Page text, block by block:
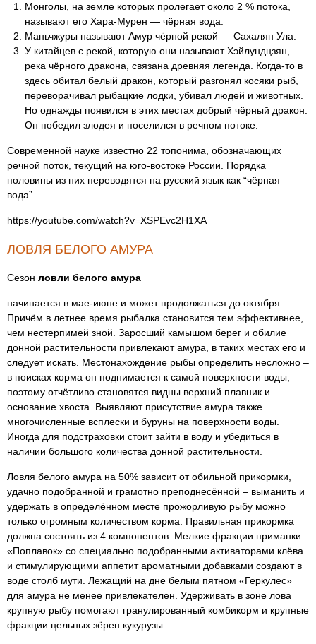
Монголы, на земле которых пролегает около 2 % потока,
называют его Хара-Мурен — чёрная вода.
Маньчжуры называют Амур чёрной рекой — Сахалян Ула.
У китайцев с рекой, которую они называют Хэйлундцзян,
река чёрного дракона, связана древняя легенда. Когда-то в
здесь обитал белый дракон, который разгонял косяки рыб,
переворачивал рыбацкие лодки, убивал людей и животных.
Но однажды появился в этих местах добрый чёрный дракон.
Он победил злодея и поселился в речном потоке.
Современной науке известно 22 топонима, обозначающих
речной поток, текущий на юго-востоке России. Порядка
половины из них переводятся на русский язык как “чёрная
вода”.
https://youtube.com/watch?v=XSPEvc2H1XA
ЛОВЛЯ БЕЛОГО АМУРА
Сезон ловли белого амура
начинается в мае-июне и может продолжаться до октября.
Причём в летнее время рыбалка становится тем эффективнее,
чем нестерпимей зной. Заросший камышом берег и обилие
донной растительности привлекают амура, в таких местах его и
следует искать. Местонахождение рыбы определить несложно –
в поисках корма он поднимается к самой поверхности воды,
поэтому отчётливо становятся видны верхний плавник и
основание хвоста. Выявляют присутствие амура также
многочисленные всплески и буруны на поверхности воды.
Иногда для подстраховки стоит зайти в воду и убедиться в
наличии большого количества донной растительности.
Ловля белого амура на 50% зависит от обильной прикормки,
удачно подобранной и грамотно преподнесённой – выманить и
удержать в определённом месте прожорливую рыбу можно
только огромным количеством корма. Правильная прикормка
должна состоять из 4 компонентов. Мелкие фракции приманки
«Поплавок» со специально подобранными активаторами клёва
и стимулирующими аппетит ароматными добавками создают в
воде столб мути. Лежащий на дне белым пятном «Геркулес»
для амура не менее привлекателен. Удерживать в зоне лова
крупную рыбу помогают гранулированный комбикорм и крупные
фракции цельных зёрен кукурузы.